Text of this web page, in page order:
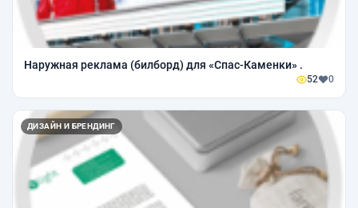
Наружная реклама (билборд) для «Спас-Каменки» .
52 0
ДИЗАЙН И БРЕНДИНГ